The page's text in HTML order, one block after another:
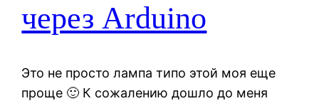
через Arduino
Это не просто лампа типо этой моя еще
проще 🙂 К сожалению дошло до меня